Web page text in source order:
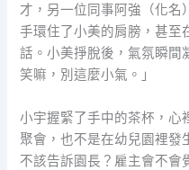
才，另一位同事阿強（化名
手環住了小美的肩膀，甚至
話。小美掙脫後，氣氛瞬間
笑嘛，別這麼小氣。」
小宇握緊了手中的茶杯，心
聚會，也不是在幼兒園裡發
不該告訴園長？雇主會不會